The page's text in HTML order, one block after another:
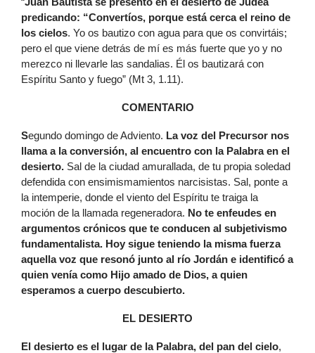
predicando: “Convertíos, porque está cerca el reino de
los cielos. Yo os bautizo con agua para que os convirtáis;
pero el que viene detrás de mí es más fuerte que yo y no
merezco ni llevarle las sandalias. Él os bautizará con
Espíritu Santo y fuego” (Mt 3, 1.11).
COMENTARIO
Segundo domingo de Adviento. La voz del Precursor nos
llama a la conversión, al encuentro con la Palabra en el
desierto. Sal de la ciudad amurallada, de tu propia soledad
defendida con ensimismamientos narcisistas. Sal, ponte a
la intemperie, donde el viento del Espíritu te traiga la
moción de la llamada regeneradora. No te enfeudes en
argumentos crónicos que te conducen al subjetivismo
fundamentalista. Hoy sigue teniendo la misma fuerza
aquella voz que resonó junto al río Jordán e identificó a
quien venía como Hijo amado de Dios, a quien
esperamos a cuerpo descubierto.
EL DESIERTO
El desierto es el lugar de la Palabra, del pan del cielo,